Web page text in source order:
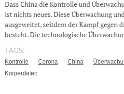
Dass China die Kontrolle und
ist nichts neues. Diese Überwachung
ausgeweitet, seitdem der Kampf gegen
besteht. Die technologische
TAGS:
Kontrolle Corona China
Körperdaten